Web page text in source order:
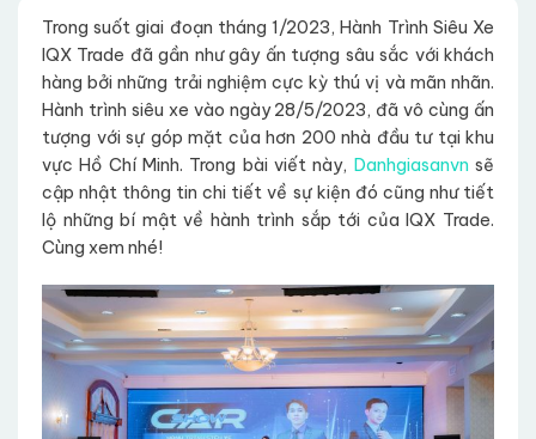
Trong suốt giai đoạn tháng 1/2023, Hành Trình Siêu Xe
IQX Trade đã gần như gây ấn tượng sâu sắc với khách
hàng bởi những trải nghiệm cực kỳ thú vị và mãn nhãn.
Hành trình siêu xe vào ngày 28/5/2023, đã vô cùng ấn
tượng với sự góp mặt của hơn 200 nhà đầu tư tại khu
vực Hồ Chí Minh. Trong bài viết này, Danhgiasanvn sẽ
cập nhật thông tin chi tiết về sự kiện đó cũng như tiết
lộ những bí mật về hành trình sắp tới của IQX Trade.
Cùng xem nhé!